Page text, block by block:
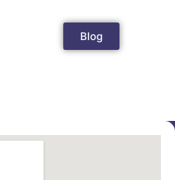
Blog